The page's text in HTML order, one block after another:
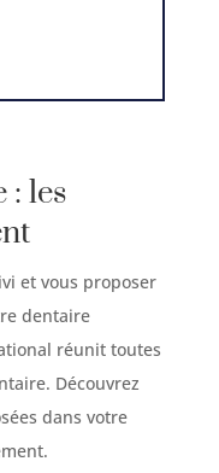
: les
et vous proposer
dentaire
réunit toutes
Découvrez
dans votre